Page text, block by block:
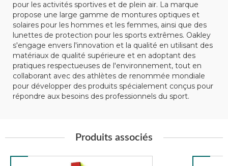
pour les activités sportives et de plein air. La marque
propose une large gamme de montures optiques et
solaires pour les hommes et les femmes, ainsi que des
lunettes de protection pour les sports extrêmes. Oakley
s'engage envers l'innovation et la qualité en utilisant des
matériaux de qualité supérieure et en adoptant des
pratiques respectueuses de l'environnement, tout en
collaborant avec des athlètes de renommée mondiale
pour développer des produits spécialement conçus pour
répondre aux besoins des professionnels du sport.
Produits associés